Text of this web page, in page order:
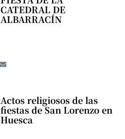
CATEDRAL DE
ALBARRACÍN
Actos religiosos de las
fiestas de San Lorenzo en
Huesca